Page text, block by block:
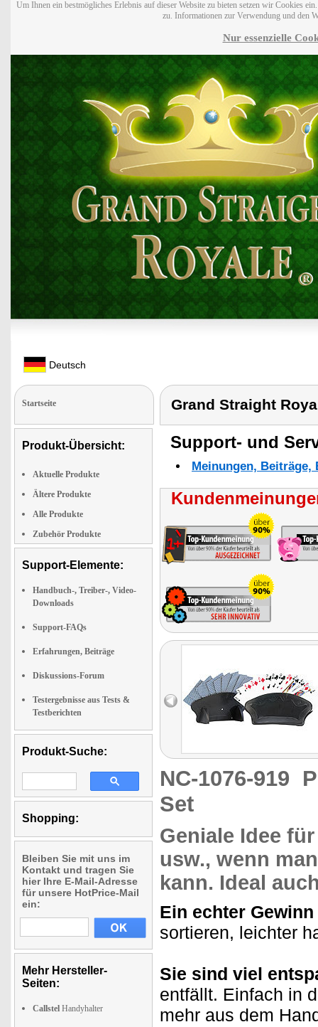
Um Ihnen ein bestmögliches Erlebnis auf dieser Website zu bieten setzen wir Cookies
zu. Informationen zur Verwendung und den
Nur essenzielle
Deutsch
Startseite
Produkt-Übersicht:
Aktuelle Produkte
Ältere Produkte
Alle Produkte
Zubehör Produkte
Support-Elemente:
Handbuch-, Treiber-, Video-
Downloads
Support-FAQs
Erfahrungen, Beiträge
Diskussions-Forum
Testergebnisse aus Tests &
Testberichten
Produkt-Suche:
Shopping:
Bleiben Sie mit uns im
Kontakt und tragen Sie
hier Ihre E-Mail-Adresse
für unsere HotPrice-Mail
ein:
Mehr Hersteller-
Seiten:
Callstel Handyhalter
Grand Straight
Support- und
Meinungen,
NC-1076-919
Set
Geniale Idee
usw., wenn
kann. Ideal
Ein echter
sortieren, leichter
Sie sind viel
entfällt. Einfach in
mehr aus dem